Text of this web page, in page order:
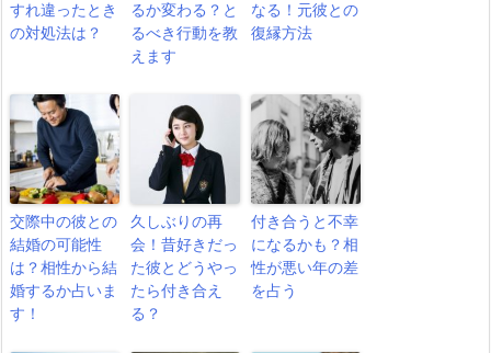
すれ違ったとき
の対処法は？
るか変わる？と
るべき行動を教
えます
なる！元彼との
復縁方法
交際中の彼との
結婚の可能性
は？相性から結
婚するか占いま
す！
久しぶりの再
会！昔好きだっ
た彼とどうやっ
たら付き合え
る？
付き合うと不幸
になるかも？相
性が悪い年の差
を占う